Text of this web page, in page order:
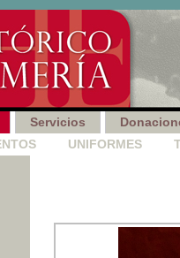
Servicios
UNIFORMES